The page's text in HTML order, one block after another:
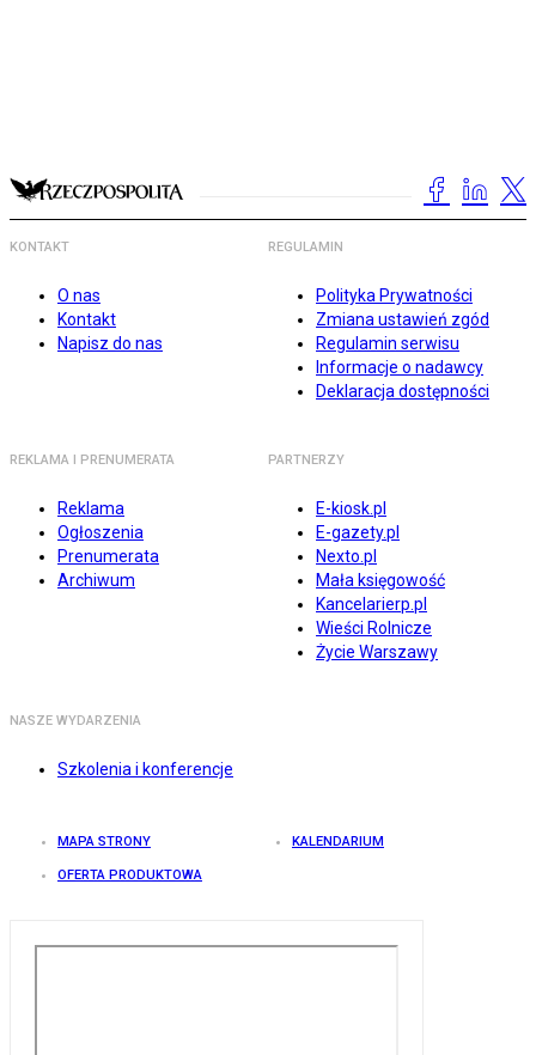
KONTAKT
O nas
Kontakt
Napisz do nas
REGULAMIN
Polityka Prywatności
Zmiana ustawień zgód
Regulamin serwisu
Informacje o nadawcy
Deklaracja dostępności
REKLAMA I PRENUMERATA
Reklama
Ogłoszenia
Prenumerata
Archiwum
PARTNERZY
E-kiosk.pl
E-gazety.pl
Nexto.pl
Mała księgowość
Kancelarierp.pl
Wieści Rolnicze
Życie Warszawy
NASZE WYDARZENIA
Szkolenia i konferencje
MAPA STRONY KALENDARIUM
OFERTA PRODUKTOWA